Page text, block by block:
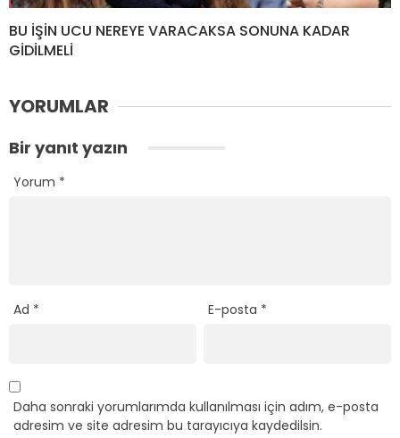
BU İŞİN UCU NEREYE VARACAKSA SONUNA KADAR
GİDİLMELİ
YORUMLAR
Bir yanıt yazın
Yorum *
Ad * E-posta *
Daha sonraki yorumlarımda kullanılması için adım, e-posta
adresim ve site adresim bu tarayıcıya kaydedilsin.